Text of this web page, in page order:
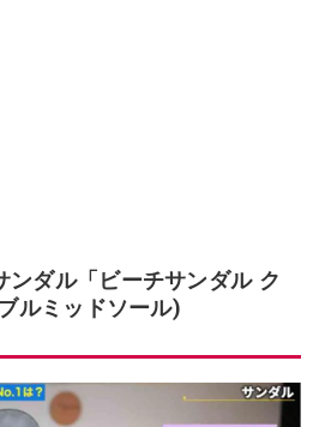
ンダル「ビーチサンダル ク
ルミッドソール)